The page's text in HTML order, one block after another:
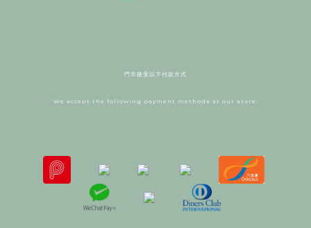
門市接受以下付款方式
We accept the following payment methods at our store: